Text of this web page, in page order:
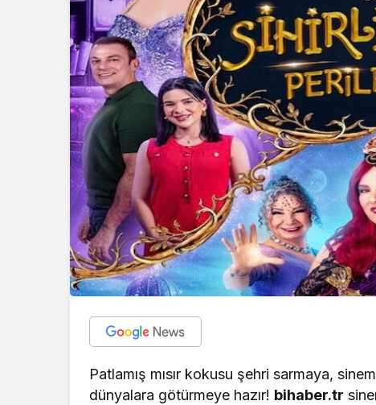
Patlamış mısır kokusu şehri sarmaya,
dünyalara götürmeye hazır! bihaber.tr